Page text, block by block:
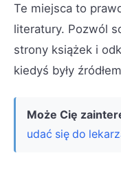
Te miejsca to
literatury. Pozwól
strony książek i
kiedyś były
Może Cię
udać się do